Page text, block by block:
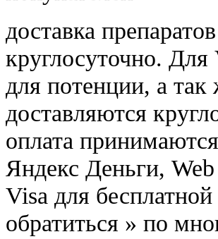
доставка
круглосуточно.
для потенции, а так
доставляются
оплата
Яндекс Деньги,
Visa для
обратиться » по